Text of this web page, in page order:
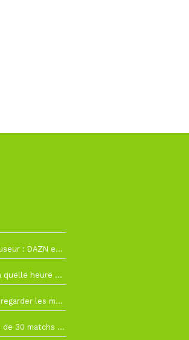
La Liga change de diffuseur : DAZN et Disney+ remplacent beIN Sports !
RC Lens – Villarreal : à quelle heure et sur quelle chaîne voir la finale de la Como Cup ?
Como Cup : comment regarder les matchs du RC Lens en direct ?
Ligue 1+ diffusera plus de 30 matchs amicaux avant la reprise de la Ligue 1